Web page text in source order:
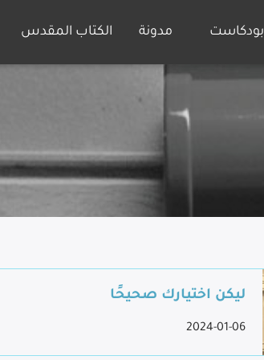
الكتاب المقدس مدونة بودكاست
ليكن اختيارك صحيحًا
2024-01-06